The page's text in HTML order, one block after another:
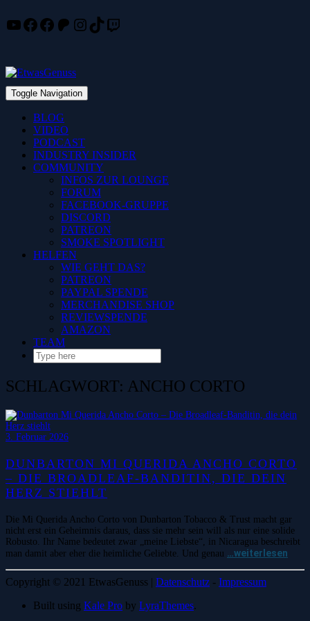
Skip
YouTube
Facebook
Facebook
Patreon
Instagram
TikTok
Twitch
Toggle Navigation
BLOG
VIDEO
PODCAST
INDUSTRY INSIDER
COMMUNITY
INFOS ZUR LOUNGE
FORUM
FACEBOOK-GRUPPE
DISCORD
PATREON
SMOKE SPOTLIGHT
HELFEN
WIE GEHT DAS?
PATREON
PAYPAL SPENDE
MERCHANDISE SHOP
REVIEWSPENDE
AMAZON
TEAM
SCHLAGWORT: ANCHO CORTO
3. Februar 2026
DUNBARTON MI QUERIDA ANCHO CORTO
– DIE BROADLEAF-BANDITIN, DIE DEIN
HERZ STIEHLT
Die Mi Querida Ancho Corto von Dunbarton Tobacco & Trust macht gar
nicht erst ein Geheimnis daraus, dass sie mehr sein will als nur eine solide
Robusto. Ihr Name bedeutet zwar „meine Liebste“, in Nicaragua beschreibt
man damit aber eher die heimliche Geliebte. Und genau …weiterlesen
Copyright © 2021 EtwasGenuss | Datenschutz - Impressum
Built using Kale Pro by LyraThemes.